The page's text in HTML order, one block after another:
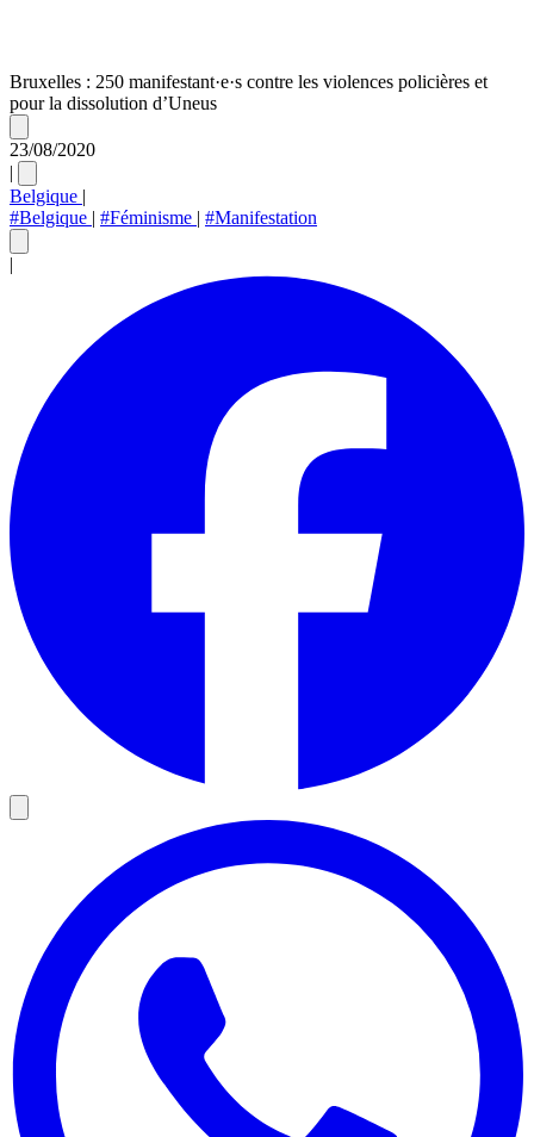
Bruxelles : 250 manifestant·e·s contre les violences policières et
pour la dissolution d’Uneus
23/08/2020
|
Belgique |
#Belgique | #Féminisme | #Manifestation
|